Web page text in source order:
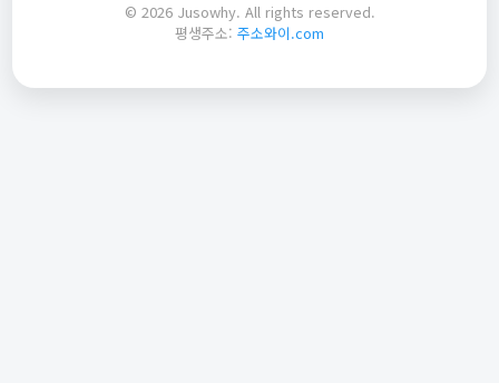
© 2026 Jusowhy. All rights reserved.
평생주소: 주소와이.com